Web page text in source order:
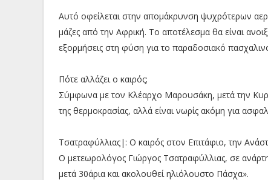
Αυτό οφείλεται στην απομάκρυνση ψυχρότερων
μάζες από την Αφρική. Το αποτέλεσμα θα είναι
εξορμήσεις στη φύση για το παραδοσιακό
Πότε αλλάζει ο καιρός;
Σύμφωνα με τον Κλέαρχο Μαρουσάκη, μετά την
της θερμοκρασίας, αλλά είναι νωρίς ακόμη για
Τσατραφύλλιας|: Ο καιρός στον Επιτάφιο, την
Ο μετεωρολόγος Γιώργος Τσατραφύλλιας, σε
μετά 30άρια και ακολουθεί ηλιόλουστο Πάσχα».